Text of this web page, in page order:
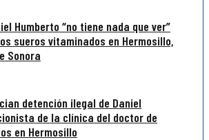
Humberto “no tiene nada que ver”
sueros vitaminados en Hermosillo,
Sonora
detención ilegal de Daniel
de la clínica del doctor de
en Hermosillo